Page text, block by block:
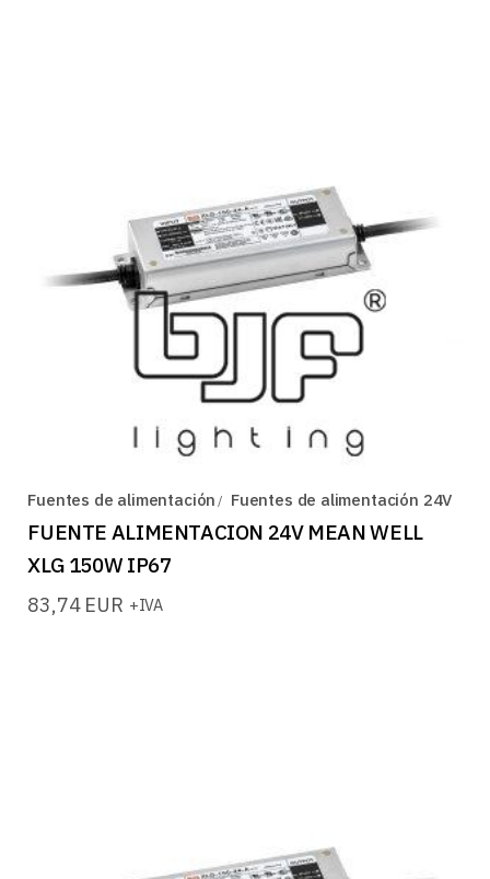
Fuentes de alimentación Fuentes de alimentación 24V
FUENTE ALIMENTACION 24V MEAN WELL
XLG 150W IP67
83,74 EUR +IVA